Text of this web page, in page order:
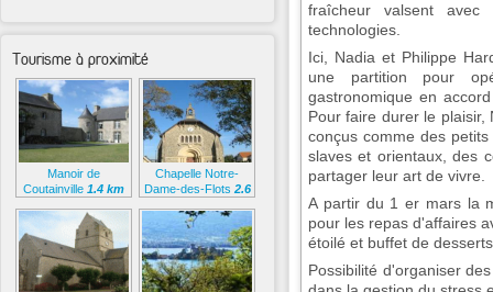
fraîcheur valsent
technologies.
Ici, Nadia et Philippe
une partition pour
gastronomique en
Pour faire durer le plaisir,
conçus comme des
slaves et orientaux, des
partager leur art de vivre.
A partir du 1 er mars la
pour les repas d'affaires
étoilé et buffet de
Possibilité d'organiser
Tourisme à proximité
Manoir de
Coutainville 1.4 km
Chapelle Notre-
Dame-des-Flots 2.6